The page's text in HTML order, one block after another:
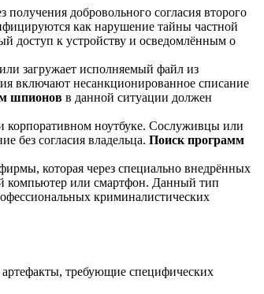
добровольного согласия второго
как нарушение тайны частной
доступ к устройству и осведомлённым о
загружает исполняемый файл из
включают несанкционированное списание
шпионов в данной ситуации должен
корпоративном ноутбуке. Сослуживцы или
без согласия владельца. Поиск программ
которая через специально внедрённых
компьютер или смартфон. Данный тип
криминалистических
требующие специфических